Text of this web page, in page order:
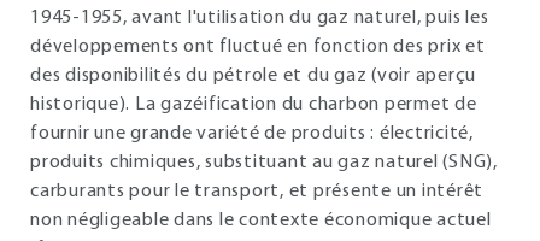
1945-1955, avant l'utilisation du gaz naturel, puis les
développements ont fluctué en fonction des prix et
des disponibilités du pétrole et du gaz (voir aperçu
historique). La gazéification du charbon permet de
fournir une grande variété de produits : électricité,
produits chimiques, substituant au gaz naturel (SNG),
carburants pour le transport, et présente un intérêt
non négligeable dans le contexte économique actuel